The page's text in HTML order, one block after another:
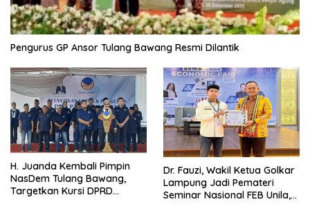
Pengurus GP Ansor Tulang Bawang Resmi Dilantik
H. Juanda Kembali Pimpin
NasDem Tulang Bawang,
Targetkan Kursi DPRD
Dr. Fauzi, Wakil Ketua Golkar
Lampung Jadi Pemateri
Seminar Nasional FEB Unila,